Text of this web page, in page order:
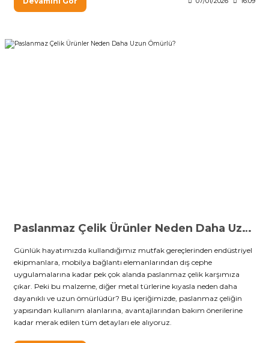
Paslanmaz Çelik Ürünler Neden Daha Uzun Ömürlü?
Günlük hayatımızda kullandığımız mutfak gereçlerinden endüstriyel
ekipmanlara, mobilya bağlantı elemanlarından dış cephe
uygulamalarına kadar pek çok alanda paslanmaz çelik karşımıza
çıkar. Peki bu malzeme, diğer metal türlerine kıyasla neden daha
dayanıklı ve uzun ömürlüdür? Bu içeriğimizde, paslanmaz çeliğin
yapısından kullanım alanlarına, avantajlarından bakım önerilerine
kadar merak edilen tüm detayları ele alıyoruz.